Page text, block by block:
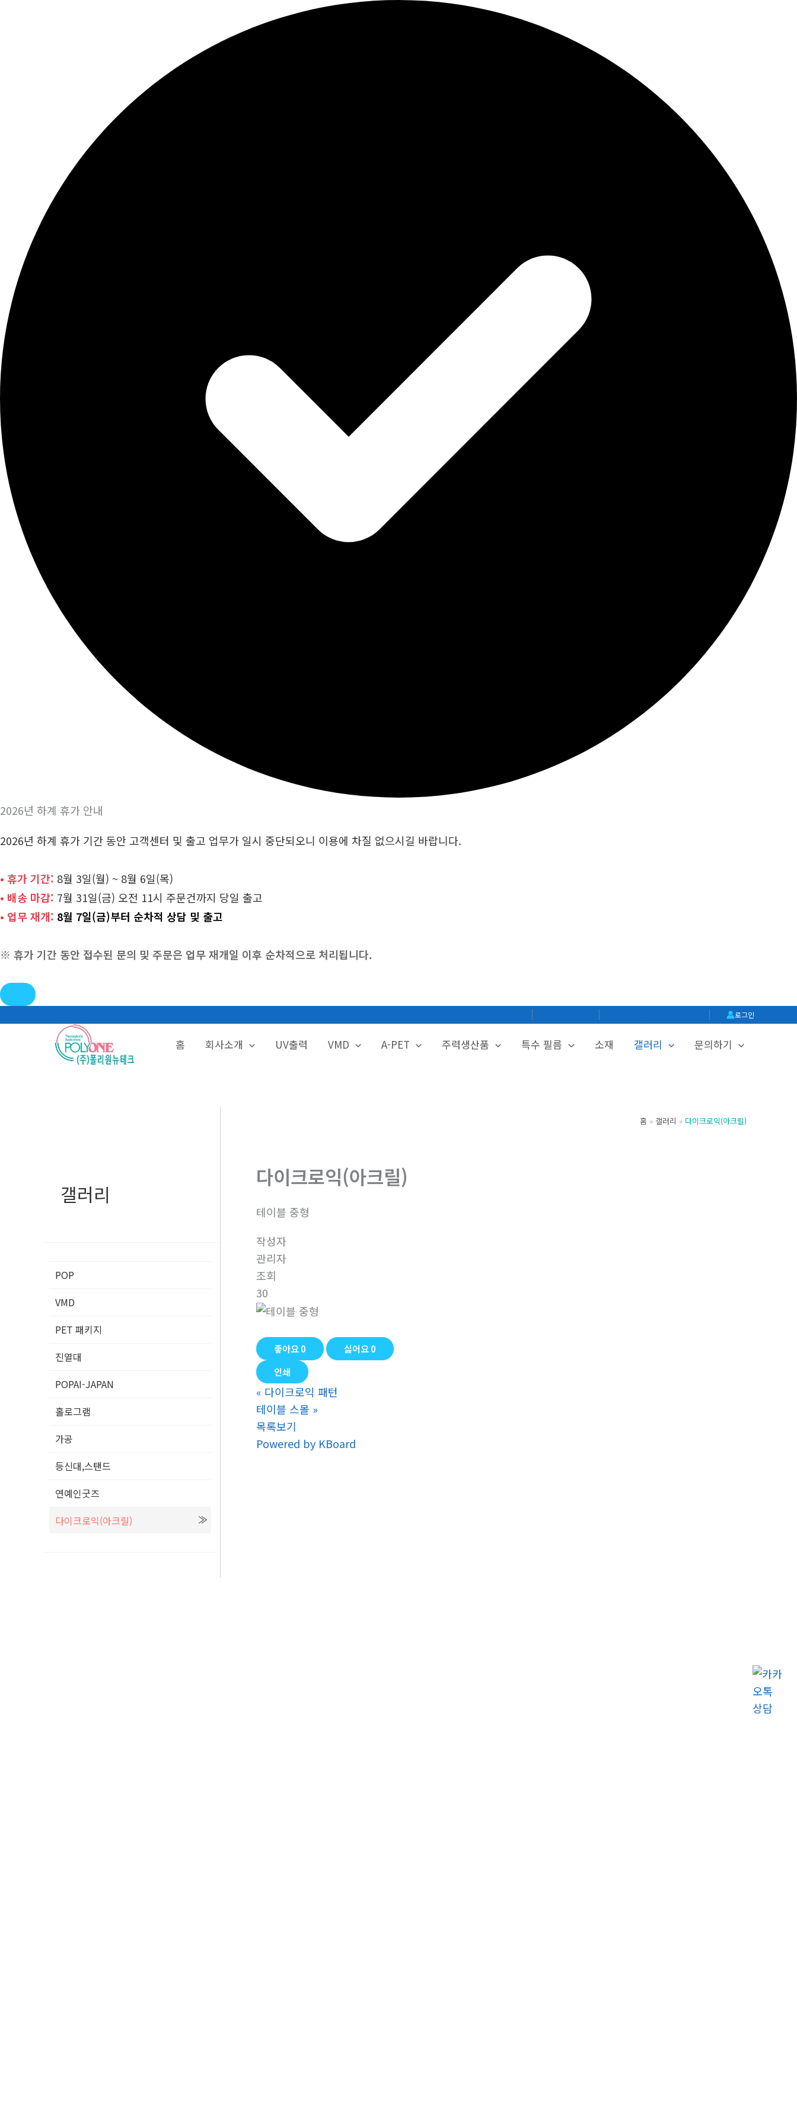
2026년 하계 휴가 안내
2026년 하계 휴가 기간 동안 고객센터 및 출고 업무가 일시 중단되오니 이용에 차질 없으시길 바랍니다.
• 휴가 기간: 8월 3일(월) ~ 8월 6일(목)
• 배송 마감: 7월 31일(금) 오전 11시 주문건까지 당일 출고
• 업무 재개: 8월 7일(금)부터 순차적 상담 및 출고
※ 휴가 기간 동안 접수된 문의 및 주문은 업무 재개일 이후 순차적으로 처리됩니다.
│ │ │ 로그인
홈 회사소개 UV출력 VMD A-PET 주력생산품 특수 필름 소재 갤러리 문의하기
갤러리
POP
VMD
PET 패키지
진열대
POPAI-JAPAN
홀로그램
가공
등신대,스탠드
연예인굿즈
다이크로익(아크릴)
홈 갤러리 다이크로익(아크릴)
다이크로익(아크릴)
테이블 중형
작성자
관리자
조회
30
좋아요0 싫어요0
인쇄
« 다이크로익 패턴
테이블 스몰 »
목록보기
Powered by KBoard